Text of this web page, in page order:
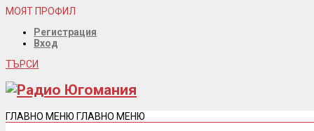
МОЯТ ПРОФИЛ
Регистрация
Вход
ТЪРСИ
ГЛАВНО МЕНЮ ГЛАВНО МЕНЮ